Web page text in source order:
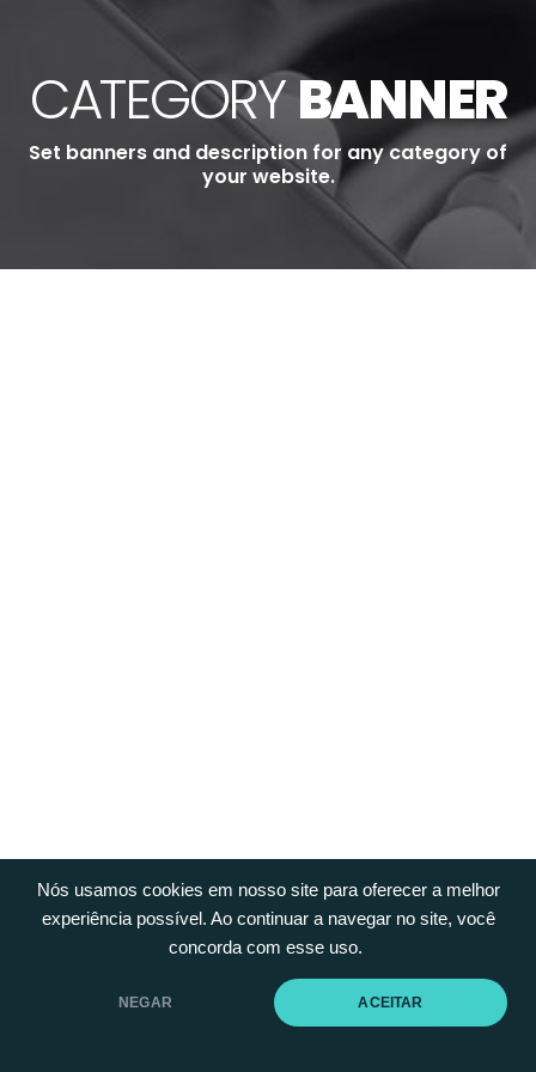
Nós usamos cookies em nosso site para oferecer a melhor
experiência possível. Ao continuar a navegar no site, você
concorda com esse uso.
NEGAR ACEITAR
CATEGORYBANNER
Set banners and description for any category of
your website.